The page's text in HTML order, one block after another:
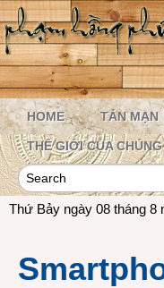
HOME TẢN MẠN
THẾ GIỚI CỦA
Thứ Bảy ngày 08 tháng 8